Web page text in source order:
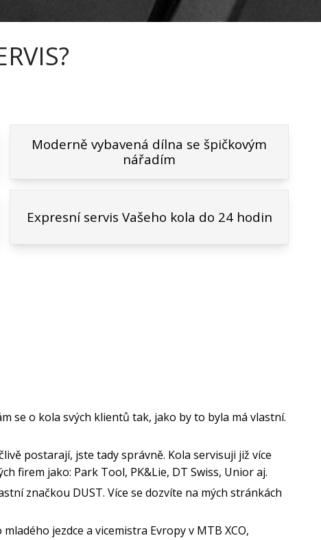
Moderně vybavená dílna se špičkovým
nářadím
Expresní servis Vašeho kola do 24 hodin
se o kola svých klientů tak, jako by to byla má vlastní.
postarají, jste tady správně. Kola servisuji již více
firem jako: Park Tool, PK&Lie, DT Swiss, Unior aj.
značkou DUST. Více se dozvíte na mých stránkách
jezdce a vicemistra Evropy v MTB XCO,